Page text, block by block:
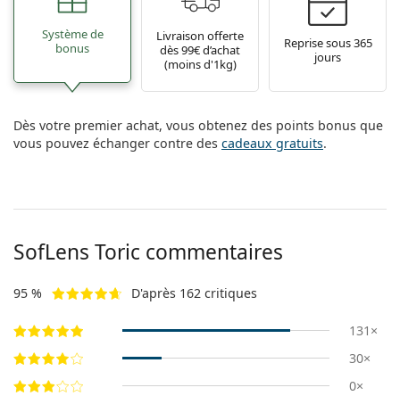
Système de
bonus
Livraison offerte
dès 99€ d’achat
(moins d'1kg)
Reprise sous 365
jours
Dès votre premier achat, vous obtenez des points bonus que
vous pouvez échanger contre des cadeaux gratuits.
SofLens Toric commentaires
95 % D'après 162 critiques
131×
30×
0×